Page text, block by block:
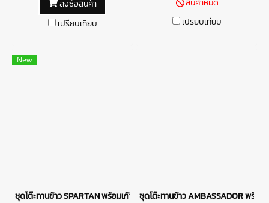
สั่งซื้อสินค้า
เปรียบเทียบ
สินค้าหมด
เปรียบเทียบ
New
ชุดโต๊ะทานข้าว SPARTAN พร้อมเก้าอี้ SIENNAชุดโต๊ะทานข้าว AMBASSADOR พร้อม